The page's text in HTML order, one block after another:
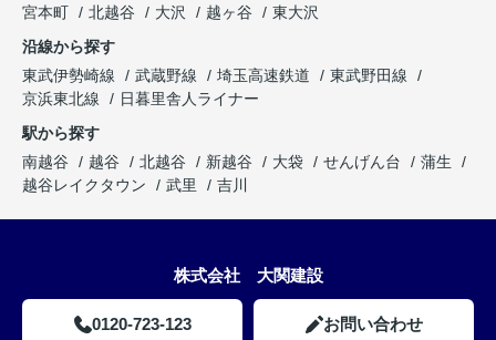
宮本町
北越谷 大沢 越ヶ谷
東大沢
沿線から探す
東武伊勢崎線
武蔵野線 埼玉高速鉄道
東武野田線
京浜東北線
日暮里舎人ライナー
駅から探す
南越谷
越谷 北越谷 新越谷 大袋 せんげん台
蒲生
越谷レイクタウン
武里 吉川
株式会社 大関建設
0120-723-123 お問い合わせ